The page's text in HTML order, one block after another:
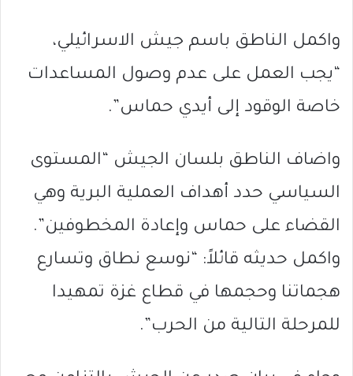
واكمل الناطق باسم جيش الاسرائيلي،
“يجب العمل على عدم وصول المساعدات
خاصة الوقود إلى أيدي حماس”.
واضاف الناطق بلسان الجيش “المستوى
السياسي حدد أهداف العملية البرية وهي
القضاء على حماس وإعادة المخطوفين”.
واكمل حديثه قائلاً: “نوسع نطاق وتسارع
هجماتنا وحجمها في قطاع غزة تمهيدا
للمرحلة التالية من الحرب”.